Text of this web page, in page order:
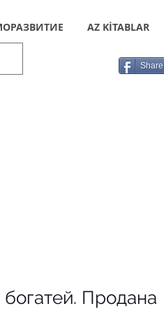
AZ KİTABLAR
Share
Продана